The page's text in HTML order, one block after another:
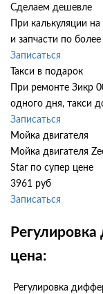
Сделаем дешевле
При калькуляции
и запчасти по
Записаться
Такси в подарок
При ремонте Зикр
одного дня, такси
Записаться
Мойка двигателя
Мойка двигателя
Star по супер цене
3961 руб
Записаться
цена:
Регулировка